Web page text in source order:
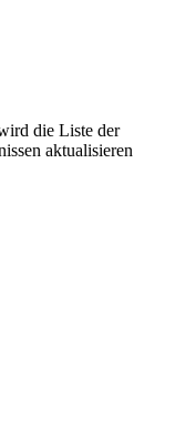
die Liste der
aktualisieren